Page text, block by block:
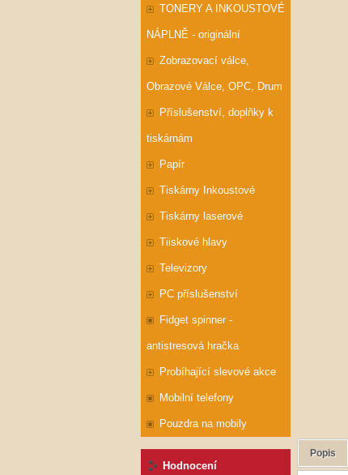
TONERY A INKOUSTOVÉ
NÁPLNĚ - originální
Zobrazovací válce,
Obrazové Válce, OPC, Drum
Příslušenství, doplňky k
tiskárnám
Papír
Tiskárny Inkoustové
Tiskárny laserové
Tiiskové hlavy
Televizory
PC příslušenství
Fidget spinner -
antistresová hračka
Probíhající slevové akce
Mobilní telefony
Pouzdra na mobily
Hodnocení
Popis